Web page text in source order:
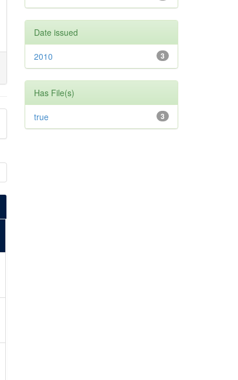
Date issued
3
2010
Has File(s)
3
true